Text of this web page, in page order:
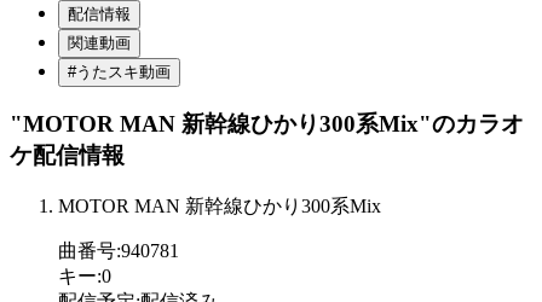
配信情報
関連動画
#うたスキ動画
"MOTOR MAN 新幹線ひかり300系Mix"のカラオ
ケ配信情報
MOTOR MAN 新幹線ひかり300系Mix
曲番号:940781
キー:0